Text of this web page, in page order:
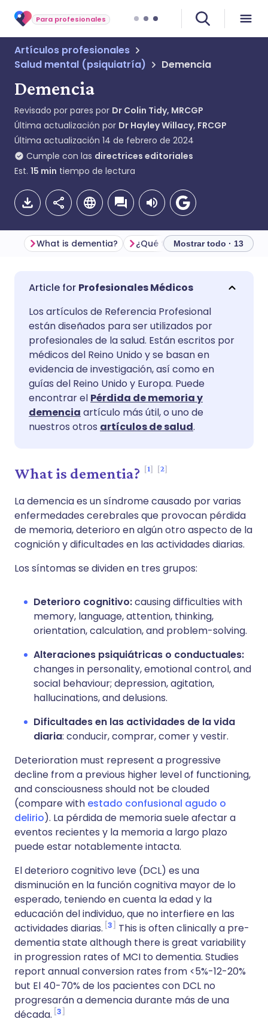
Para profesionales
Artículos profesionales
Salud mental (psiquiatría)
Demencia
Demencia
Revisado por pares por Dr Colin Tidy, MRCGP
Última actualización por Dr Hayley Willacy, FRCGP
Última actualización 14 de febrero de 2024
Cumple con las directrices editoriales
Est. 15 min tiempo de lectura
Compartir por correo
Compartir en Facebook
Compartir en LinkedIn
Compartir en X
Copiar enlace
🇬🇧 English
🇪🇸 Español 🇫🇷 Français
🇮🇹 Italiano 🇵🇹
🇮🇳 हिन्दी
🇸🇦 عربي
What is dementia? Mostrar todo · 13
Profesionales Médicos
Los artículos de Referencia Profesional
están diseñados para ser utilizados por
profesionales de la salud. Están escritos por
médicos del Reino Unido y se basan en
evidencia de investigación, así como en
guías del Reino Unido y Europa. Puede
encontrar el Pérdida de memoria y
demencia artículo más útil, o uno de
nuestros otros artículos de salud.
What is dementia? 1 2
La demencia es un síndrome causado por varias
enfermedades cerebrales que provocan pérdida
de memoria, deterioro en algún otro aspecto de la
cognición y dificultades en las actividades diarias.
Los síntomas se dividen en tres grupos:
Deterioro cognitivo:causing difficulties with
memory, language, attention, thinking,
orientation, calculation, and problem-solving.
Alteraciones psiquiátricas o conductuales:
changes in personality, emotional control, and
social behaviour; depression, agitation,
hallucinations, and delusions.
Dificultades en las actividades de la vida
diaria: conducir, comprar, comer y vestir.
Deterioration must represent a progressive
decline from a previous higher level of functioning,
and consciousness should not be clouded
(compare with estado confusional agudo o
delirio). La pérdida de memoria suele afectar a
eventos recientes y la memoria a largo plazo
puede estar notablemente intacta.
El deterioro cognitivo leve (DCL) es una
disminución en la función cognitiva mayor de lo
esperado, teniendo en cuenta la edad y la
educación del individuo, que no interfiere en las
actividades diarias. 3
This is often clinically a pre-
dementia state although there is great variability
in progression rates of MCI to dementia. Studies
report annual conversion rates from <5%-12-20%
but El 40-70% de los pacientes con DCL no
progresarán a demencia durante más de una
década. 3